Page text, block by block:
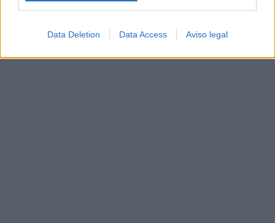
Data Deletion Data Access Aviso legal